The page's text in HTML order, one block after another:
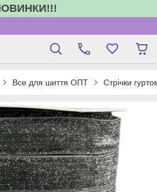
Все для шиття ОПТ Стрічки